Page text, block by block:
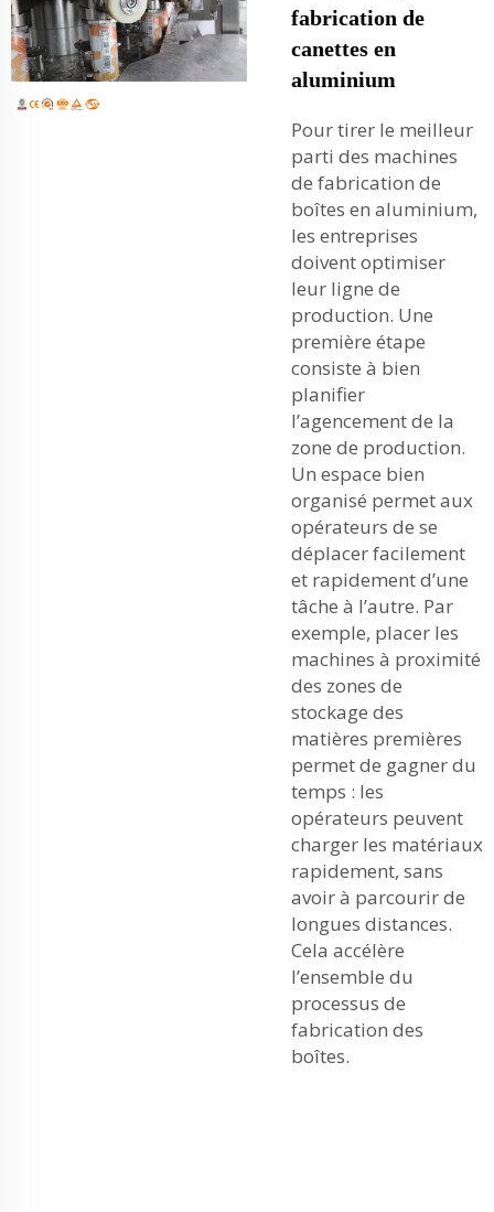
fabrication de
canettes en
aluminium
Pour tirer le meilleur
parti des machines
de fabrication de
boîtes en aluminium,
les entreprises
doivent optimiser
leur ligne de
production. Une
première étape
consiste à bien
planifier
l’agencement de la
zone de production.
Un espace bien
organisé permet aux
opérateurs de se
déplacer facilement
et rapidement d’une
tâche à l’autre. Par
exemple, placer les
machines à proximité
des zones de
stockage des
matières premières
permet de gagner du
temps : les
opérateurs peuvent
charger les matériaux
rapidement, sans
avoir à parcourir de
longues distances.
Cela accélère
l’ensemble du
processus de
fabrication des
boîtes.